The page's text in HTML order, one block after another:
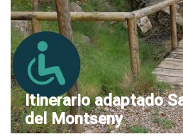
Itinerario adaptado
del Montseny